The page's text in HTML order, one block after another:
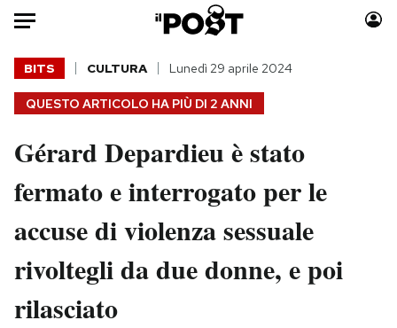
Auto
HOME
Italia
Politica
Tecnologia
Scienza
Cultura
Moda
Consumismi
Storie/Idee
Media
QUESTO ARTICOLO HA PIÙ DI 2 ANNI
BITS CULTURA Lunedì 29 aprile 2024
Gérard Depardieu è stato
fermato e interrogato per le
accuse di violenza sessuale
rivoltegli da due donne, e poi
rilasciato